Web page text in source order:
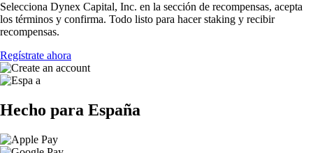
Selecciona Dynex Capital, Inc. en la sección de recompensas, acepta
los términos y confirma. Todo listo para hacer staking y recibir
recompensas.
Regístrate ahora
Hecho para España